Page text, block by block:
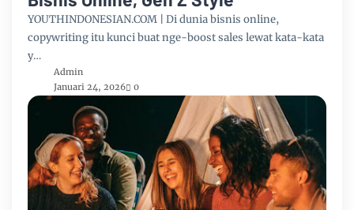
YOUTHINDONESIAN.COM | Di dunia bisnis online,
copywriting itu kunci buat nge-boost sales lewat kata-kata
y…
Admin
Januari 24, 2026
0